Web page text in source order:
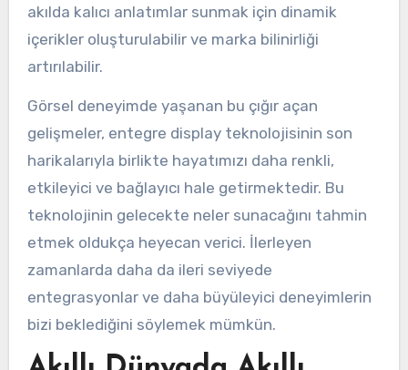
akılda kalıcı anlatımlar sunmak için dinamik
içerikler oluşturulabilir ve marka bilinirliği
artırılabilir.
Görsel deneyimde yaşanan bu çığır açan
gelişmeler, entegre display teknolojisinin son
harikalarıyla birlikte hayatımızı daha renkli,
etkileyici ve bağlayıcı hale getirmektedir. Bu
teknolojinin gelecekte neler sunacağını tahmin
etmek oldukça heyecan verici. İlerleyen
zamanlarda daha da ileri seviyede
entegrasyonlar ve daha büyüleyici deneyimlerin
bizi beklediğini söylemek mümkün.